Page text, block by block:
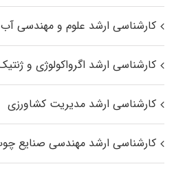
کارشناسی ارشد علوم و مهندسی آب
کارشناسی ارشد اگرواکولوژی و
کارشناسی ارشد مدیریت کشاورزی
کارشناسی ارشد مهندسی صنایع